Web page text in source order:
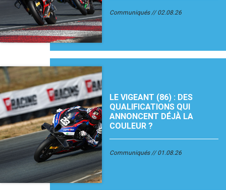
Communiqués 02.08.26
LE VIGEANT (86) : DES
QUALIFICATIONS QUI
ANNONCENT DÉJÀ LA
COULEUR ?
Communiqués 01.08.26